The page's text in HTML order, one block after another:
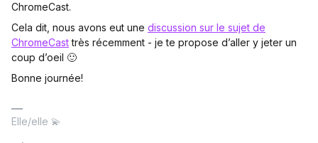
ChromeCast.
Cela dit, nous avons eut une discussion sur le sujet de
ChromeCasttrès récemment - je te propose d’aller y jeter un
coup d’oeil 🙂
Bonne journée!
Elle/elle 💫